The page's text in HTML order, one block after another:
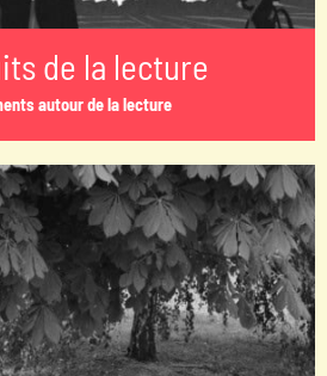
de la lecture
autour de la lecture